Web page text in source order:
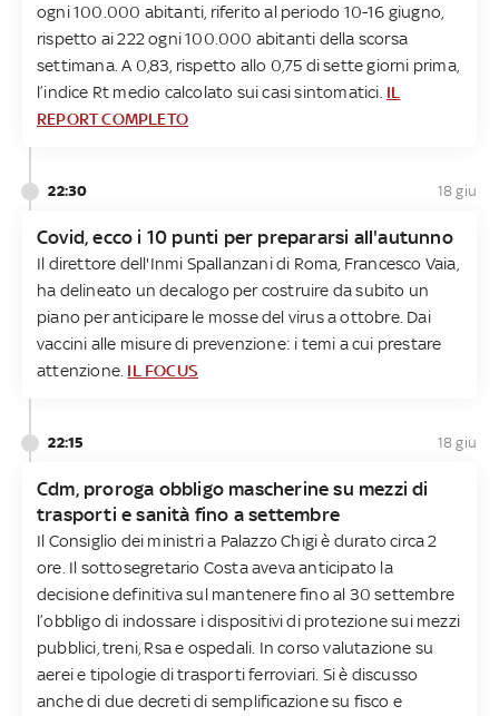
ogni 100.000 abitanti, riferito al periodo 10-16 giugno,
rispetto ai 222 ogni 100.000 abitanti della scorsa
settimana. A 0,83, rispetto allo 0,75 di sette giorni prima,
l’indice Rt medio calcolato sui casi sintomatici. IL
REPORT COMPLETO
22:30 18 giu
Covid, ecco i 10 punti per prepararsi all'autunno
Il direttore dell'Inmi Spallanzani di Roma, Francesco Vaia,
ha delineato un decalogo per costruire da subito un
piano per anticipare le mosse del virus a ottobre. Dai
vaccini alle misure di prevenzione: i temi a cui prestare
attenzione. IL FOCUS
22:15 18 giu
Cdm, proroga obbligo mascherine su mezzi di
trasporti e sanità fino a settembre
Il Consiglio dei ministri a Palazzo Chigi è durato circa 2
ore. Il sottosegretario Costa aveva anticipato la
decisione definitiva sul mantenere fino al 30 settembre
l’obbligo di indossare i dispositivi di protezione sui mezzi
pubblici, treni, Rsa e ospedali. In corso valutazione su
aerei e tipologie di trasporti ferroviari. Si è discusso
anche di due decreti di semplificazione su fisco e